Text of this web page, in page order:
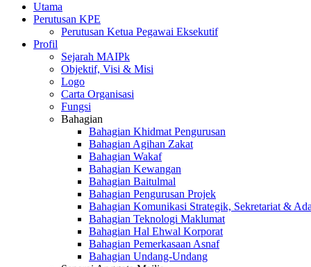
Utama
Perutusan KPE
Perutusan Ketua Pegawai Eksekutif
Profil
Sejarah MAIPk
Objektif, Visi & Misi
Logo
Carta Organisasi
Fungsi
Bahagian
Bahagian Khidmat Pengurusan
Bahagian Agihan Zakat
Bahagian Wakaf
Bahagian Kewangan
Bahagian Baitulmal
Bahagian Pengurusan Projek
Bahagian Komunikasi Strategik, Sekretariat &
Bahagian Teknologi Maklumat
Bahagian Hal Ehwal Korporat
Bahagian Pemerkasaan Asnaf
Bahagian Undang-Undang